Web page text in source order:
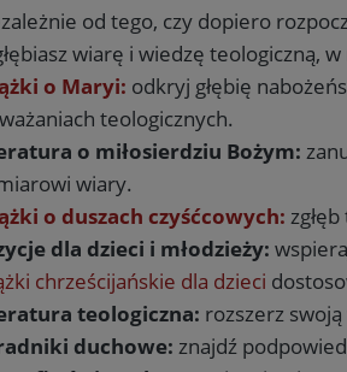
od tego, czy dopiero
wiarę i wiedzę teologiczną,
o Maryi: odkryj głębię
teologicznych.
o miłosierdziu Bożym:
wiary.
o duszach czyśćcowych:
dla dzieci i młodzieży:
chrześcijańskie dla dzieci
teologiczna: rozszerz
duchowe: znajdź